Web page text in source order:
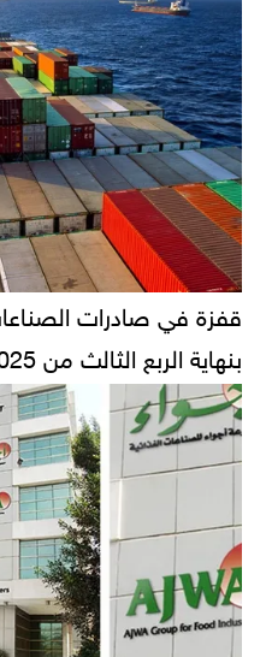
بنهاية الربع الثالث من 2025